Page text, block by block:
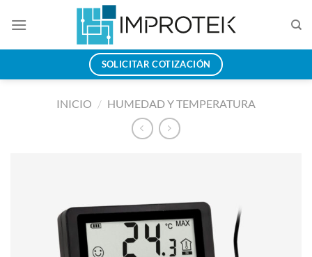
SOLICITAR COTIZACIÓN
INICIO / HUMEDAD Y TEMPERATURA